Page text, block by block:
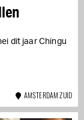
dit jaar Chingu
AMSTERDAM ZUID